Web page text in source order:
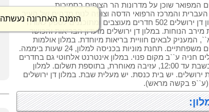
המפואר שוכן על מדרונות הר הצופים בסמיכות
והמרכז הרפואי הדסה וצופה לנוף מדהים של העיר
ירושלים. במלון דן ירושלים 502 חדרים מעוצבים ומתוכננים לספק לאורח
הנוחות. במלון דן ירושלים מועדון הבריאות והכושר
המעניק לבאים חוויית בריאות מיוחדת. במלון אולמות
שונים לאירועים משפחתיים. תחנת מוניות בכניסה למלון, 24 שעות ביממה.
חניה ע``ב מקום פנוי. במלון אינטרנט אלחוטי גם בחדרים
חינם. עזיבה בשבת עד 12:00, עזיבה מאוחרת, בתוספת תשלום. למלון
ירושלים. יש בית כנסת. יש מעלית שבת. במלון דן ירושלים
(ע``פ בקשה מראש).
הזמנה האחרונה נעשתה לפני 9 דקות ו-